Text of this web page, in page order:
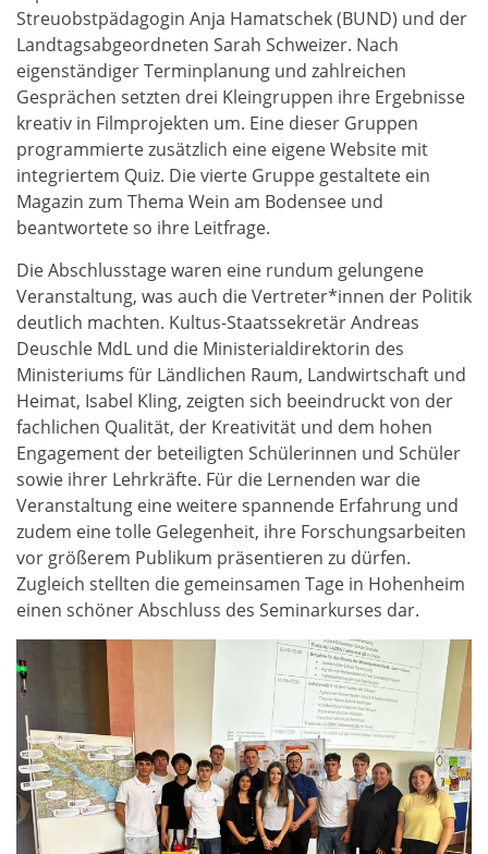
Streuobstpädagogin Anja Hamatschek (BUND) und der
Landtagsabgeordneten Sarah Schweizer. Nach
eigenständiger Terminplanung und zahlreichen
Gesprächen setzten drei Kleingruppen ihre Ergebnisse
kreativ in Filmprojekten um. Eine dieser Gruppen
programmierte zusätzlich eine eigene Website mit
integriertem Quiz. Die vierte Gruppe gestaltete ein
Magazin zum Thema Wein am Bodensee und
beantwortete so ihre Leitfrage.
Die Abschlusstage waren eine rundum gelungene
Veranstaltung, was auch die Vertreter*innen der Politik
deutlich machten. Kultus-Staatssekretär Andreas
Deuschle MdL und die Ministerialdirektorin des
Ministeriums für Ländlichen Raum, Landwirtschaft und
Heimat, Isabel Kling, zeigten sich beeindruckt von der
fachlichen Qualität, der Kreativität und dem hohen
Engagement der beteiligten Schülerinnen und Schüler
sowie ihrer Lehrkräfte. Für die Lernenden war die
Veranstaltung eine weitere spannende Erfahrung und
zudem eine tolle Gelegenheit, ihre Forschungsarbeiten
vor größerem Publikum präsentieren zu dürfen.
Zugleich stellten die gemeinsamen Tage in Hohenheim
einen schöner Abschluss des Seminarkurses dar.